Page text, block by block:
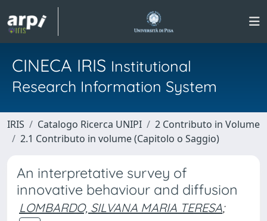
CINECA IRIS Institutional
Research Information System
IRIS Catalogo Ricerca UNIPI
2 Contributo in Volume
2.1 Contributo in volume (Capitolo o Saggio)
An interpretative survey of
innovative behaviour and diffusion
LOMBARDO, SILVANA MARIA TERESA;